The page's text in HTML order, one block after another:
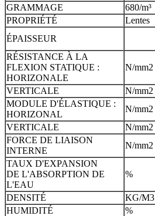
GRAMMAGE
680/m³
PROPRIÉTÉ
Lentes
ÉPAISSEUR
RÉSISTANCE À LA
FLEXION STATIQUE :
HORIZONALE
N/mm2
VERTICALE N/mm2
MODULE D'ÉLASTIQUE :
HORIZONAL
N/mm2
VERTICALE
N/mm2
FORCE DE LIAISON
INTERNE
N/mm2
TAUX D'EXPANSION
DE L'ABSORPTION DE
L'EAU
%
DENSITÉ KG/M3
HUMIDITÉ
%